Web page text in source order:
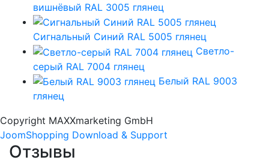
вишнёвый RAL 3005 глянец
Сигнальный Синий RAL 5005 глянец
Светло-
серый RAL 7004 глянец
Белый RAL 9003
глянец
Copyright MAXXmarketing GmbH
JoomShopping Download & Support
Отзывы